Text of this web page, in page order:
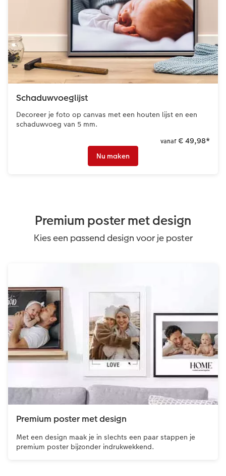
Schaduwvoeglijst
Decoreer je foto op canvas met een houten lijst en een
schaduwvoeg van 5 mm.
vanaf€ 49,98*
Nu maken
Premium poster met design
Kies een passend design voor je poster
Premium poster met design
Met een design maak je in slechts een paar stappen je
premium poster bijzonder indrukwekkend.